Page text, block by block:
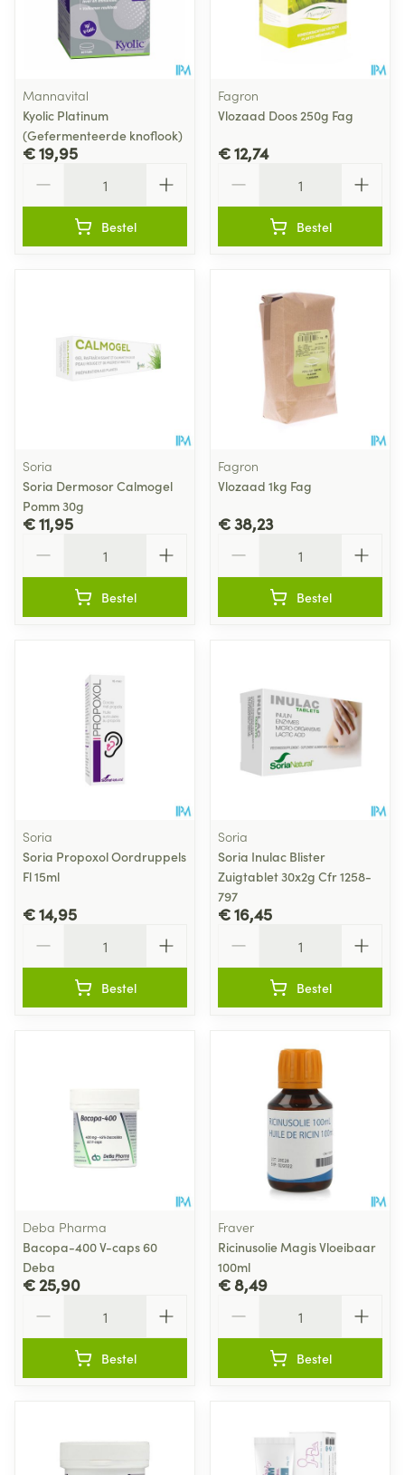
Mannavital
Kyolic Platinum
(Gefermenteerde knoflook)
€ 19,95
Bestel
Fagron
Vlozaad Doos 250g Fag
€ 12,74
Bestel
Soria
Soria Dermosor Calmogel
Pomm 30g
€ 11,95
Bestel
Fagron
Vlozaad 1kg Fag
€ 38,23
Bestel
Soria
Soria Propoxol Oordruppels
Fl 15ml
€ 14,95
Bestel
Soria
Soria Inulac Blister
Zuigtablet 30x2g Cfr 1258-
797
€ 16,45
Bestel
Deba Pharma
Bacopa-400 V-caps 60
Deba
€ 25,90
Bestel
Fraver
Ricinusolie Magis Vloeibaar
100ml
€ 8,49
Bestel